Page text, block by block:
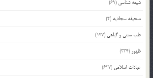
شیعه شناسی (69)
صحیفه سجادیه (4)
طب سنتی و گیاهی (147)
ظهور (334)
عبادات اسلامی (627)